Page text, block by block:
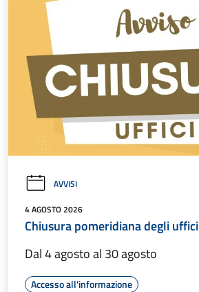
AVVISI
4 AGOSTO 2026
Chiusura pomeridiana degli uffici
Dal 4 agosto al 30 agosto
Accesso all'informazione